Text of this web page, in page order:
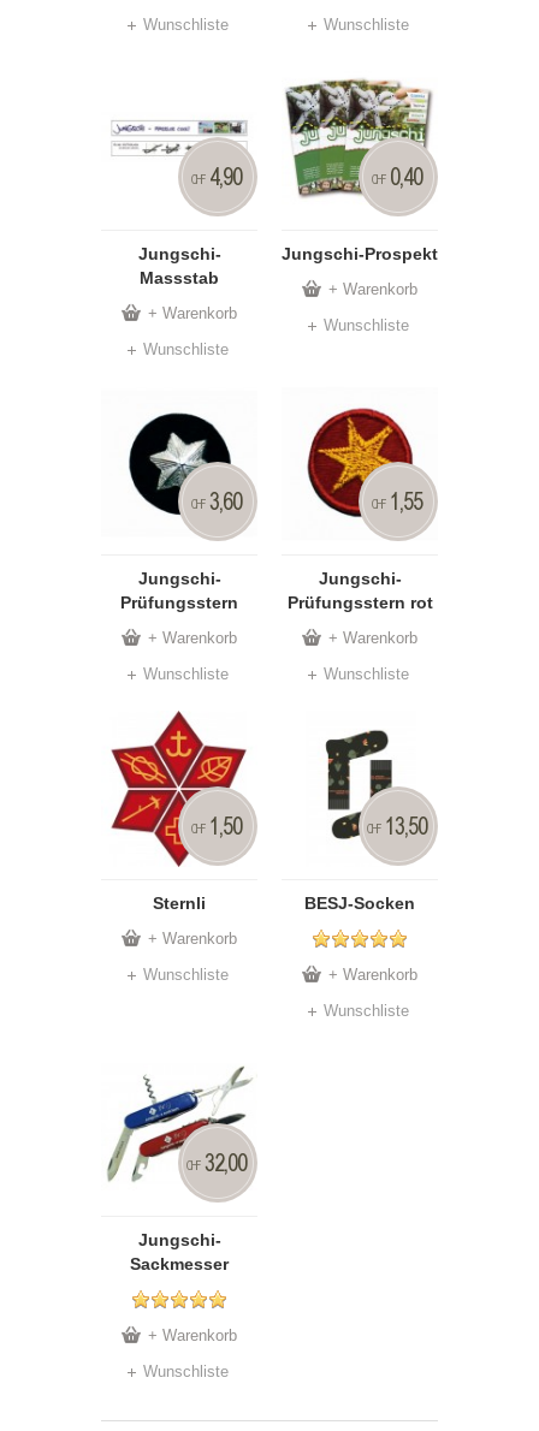
Wunschliste
Wunschliste
Jungschi-
Massstab
CHF 4,90
+ Warenkorb
Wunschliste
Jungschi-Prospekt
CHF 0,40
+ Warenkorb
Wunschliste
Jungschi-
Prüfungsstern
CHF 3,60
+ Warenkorb
Wunschliste
Jungschi-
Prüfungsstern rot
CHF 1,55
+ Warenkorb
Wunschliste
Sternli
CHF 1,50
+ Warenkorb
Wunschliste
BESJ-Socken
CHF 13,50
+ Warenkorb
Wunschliste
Jungschi-
Sackmesser
CHF 32,00
+ Warenkorb
Wunschliste